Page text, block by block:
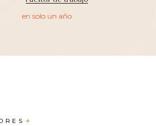
en solo un año